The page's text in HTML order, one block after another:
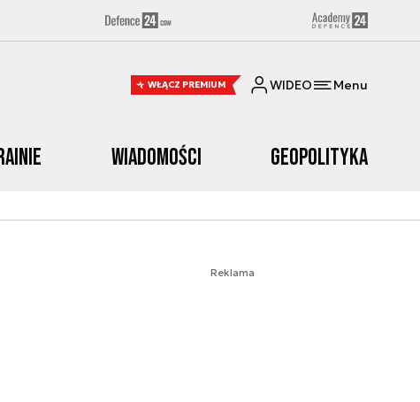
WŁĄCZ PREMIUM WIDEO Menu
Wiadomości Geopolityka
Reklama